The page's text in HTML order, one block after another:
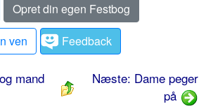
Opret din egen Festbog
ven
Feedback
mand
Næste: Dame peger
på